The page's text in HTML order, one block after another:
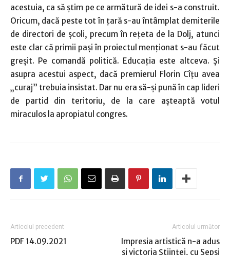
acestuia, ca să ştim pe ce armătură de idei s-a construit.
Oricum, dacă peste tot în ţară s-au întâmplat demiterile
de directori de şcoli, precum în reţeta de la Dolj, atunci
este clar că primii paşi în proiectul menţionat s-au făcut
greşit. Pe comandă politică. Educaţia este altceva. Şi
asupra acestui aspect, dacă premierul Florin Cîţu avea
„curaj” trebuia insistat. Dar nu era să-şi pună în cap lideri
de partid din teritoriu, de la care aşteaptă votul
miraculos la apropiatul congres.
Articolul precedent
PDF 14.09.2021
Articolul următor
Impresia artistică n-a adus
şi victoria Ştiinţei, cu Sepsi